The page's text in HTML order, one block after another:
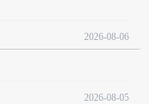
2026-08-06
2026-08-05